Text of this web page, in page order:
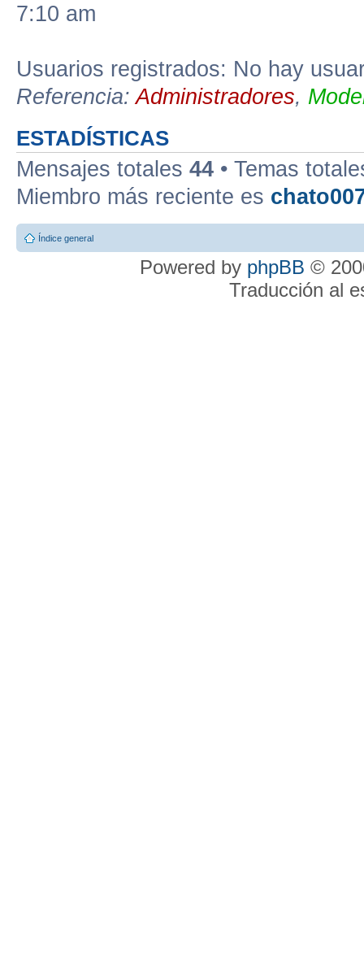
7:10 am
Usuarios registrados: No hay
Referencia:Administradores,
ESTADÍSTICAS
Mensajes totales 44 • Temas
Miembro más reciente es
Índice general
Powered by phpBB ©
Traducción al